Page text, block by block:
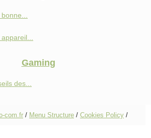
Gaming
des...
com.fr / Menu Structure / Cookies Policy /